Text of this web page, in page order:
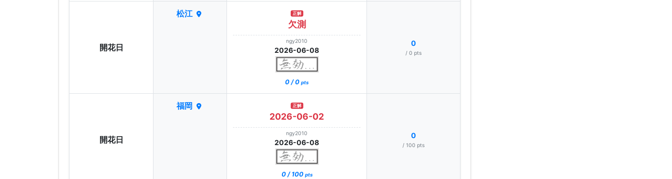
開花日
松江 正解
欠測
ngy2010
2026-06-08
0 / 0 pts
0
/ 0 pts
開花日
福岡 正解
2026-06-02
ngy2010
2026-06-08
0 / 100 pts
0
/ 100 pts